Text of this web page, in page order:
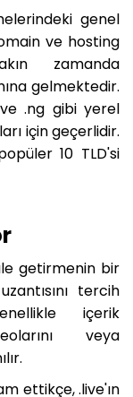
genel
ve hosting
zamanda
gelmektedir.
.ng gibi yerel
için geçerlidir.
10 TLD'si
getirmenin bir
tercih
içerik
veya
ettikçe, .live'ın